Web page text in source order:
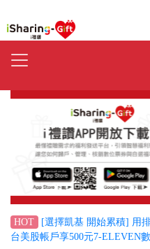
Previous
HOT
[選擇凱基 開始累積] 用
台美股帳戶享500元7-ELEVEN